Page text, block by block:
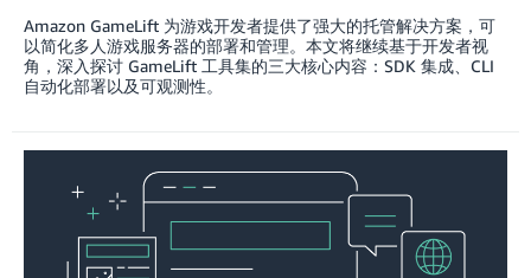
Amazon GameLift 为游戏开发者提供了强大的托管解决方案，可
以简化多人游戏服务器的部署和管理。本文将继续基于开发者视
角，深入探讨 GameLift 工具集的三大核心内容：SDK 集成、CLI
自动化部署以及可观测性。